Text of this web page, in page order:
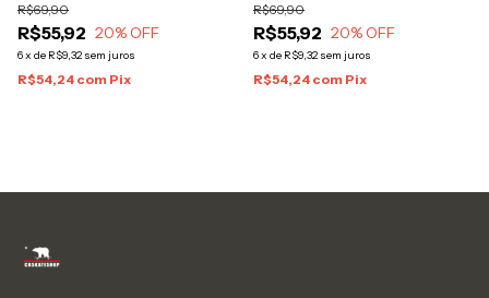
R$55,92
R$69,90
20% OFF
6x de R$9,32 sem juros
R$54,24 com Pix
R$55,92
R$69,90
20% OFF
6x de R$9,32 sem juros
R$54,24 com Pix